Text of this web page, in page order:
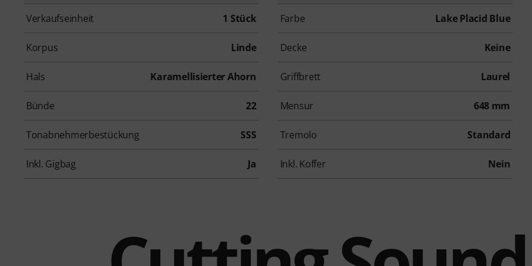
Verkaufseinheit 1 Stück Farbe Lake Placid Blue
Korpus Linde Decke Keine
Hals Karamellisierter Ahorn Griffbrett Laurel
Bünde 22 Mensur 648 mm
Tonabnehmerbestückung SSS Tremolo Standard
Inkl. Gigbag Ja Inkl. Koffer Nein